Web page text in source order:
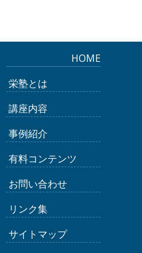
HOME
栄塾とは
講座内容
事例紹介
有料コンテンツ
お問い合わせ
リンク集
サイトマップ